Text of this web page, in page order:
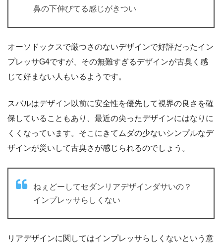
鼻の下伸びてる感じがきつい
オーソドックスで厳つさのないデザインで好評だったイン
プレッサG4ですが、その無難すぎるデザインが古臭く感
じて好まない人もいるようです。
スバルはデザイン以前に安全性を優先して視界の良さを確
保していることもあり、最近の尖ったデザインにはなりに
くくなっています。そこにきてムダの少ないシンプルなデ
ザインが災いして古臭さが感じられるのでしょう。
ねぇどーしてセダンリアデザインダサいの？
インプレッサらしくない
リアデザインに関してはインプレッサらしくないという意